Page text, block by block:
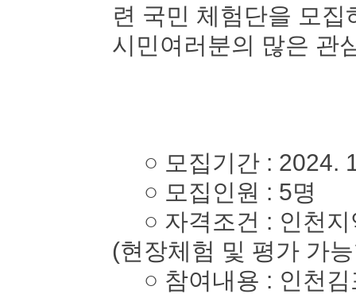
련 국민 체험단을 모집
시민여러분의 많은 관
○ 모집기간 : 2024.
○ 모집인원 : 5명
○ 자격조건 : 인천지
(현장체험 및 평가 가
○ 참여내용 : 인천김